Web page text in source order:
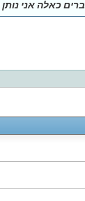
כאלה אני